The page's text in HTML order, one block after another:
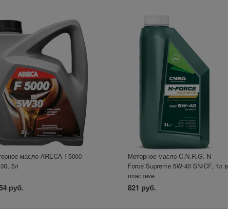
масло ARECA F5000
5л
руб.
Моторное масло C.N.R.G. N-
Force Supreme 5W-40 SN/CF, 1л в
пластике
821 руб.